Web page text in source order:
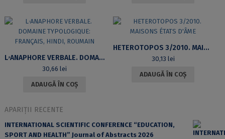
LۥANAPHORE VERBALE. DOMAINE TYPOLOGIQUE: FRANÇAIS, HINDI, ROUMAIN
30,66 lei
ADAUGĂ ÎN COȘ
HETEROTOPOS 3/2010. MAISONS ÉTATS D’ÂME
30,13 lei
ADAUGĂ ÎN COȘ
APARIȚII RECENTE
INTERNATIONAL SCIENTIFIC CONFERENCE “EDUCATION,
SPORT AND HEALTH” Journal of Abstracts 2026